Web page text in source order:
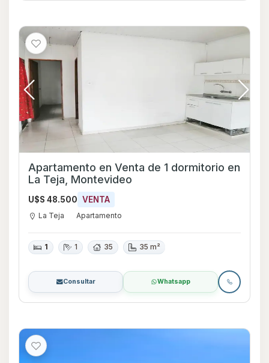
Apartamento en Venta de 1 dormitorio en
La Teja, Montevideo
U$S 48.500 VENTA
La Teja Apartamento
1 1 35 35 m²
Consultar Whatsapp